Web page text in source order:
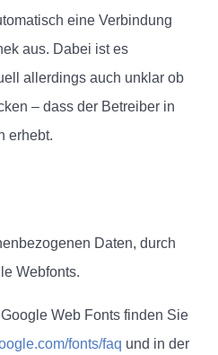
eine Verbindung
aus. Dabei ist es
allerdings auch unklar ob
– dass der Betreiber in
erhebt.
Daten, durch
Webfonts.
Web Fonts finden Sie
fonts/faq und in der